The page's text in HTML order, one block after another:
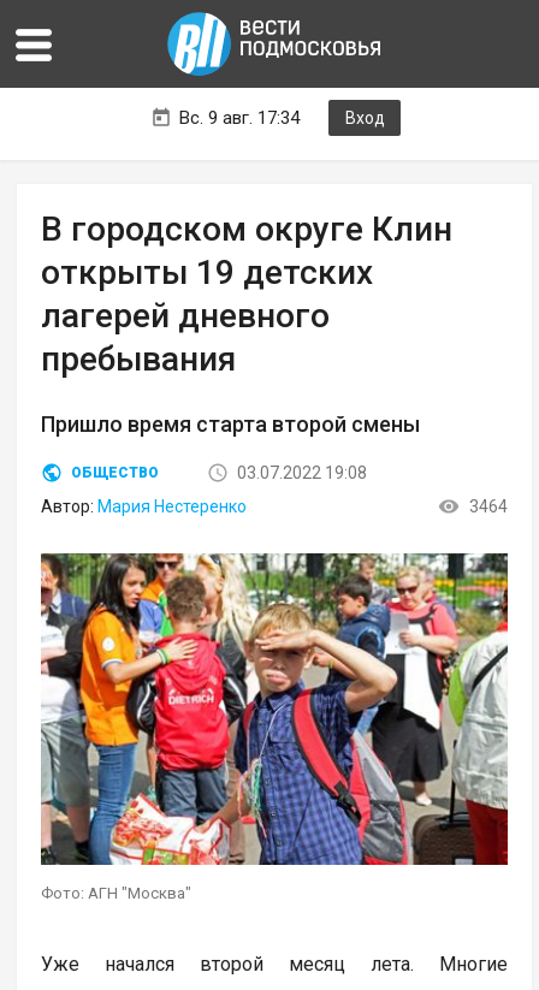
Вс. 9 авг. 17:34 Вход
В городском округе Клин
открыты 19 детских
лагерей дневного
пребывания
Пришло время старта второй смены
ОБЩЕСТВО
03.07.2022 19:08
Автор: Мария Нестеренко 3464
Фото: АГН "Москва"
Уже начался второй месяц лета. Многие